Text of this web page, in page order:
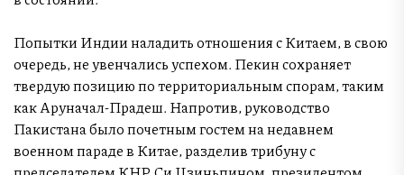
Попытки Индии наладить отношения с Китаем, в свою
очередь, не увенчались успехом. Пекин сохраняет
твердую позицию по территориальным спорам, таким
как Аруначал-Прадеш. Напротив, руководство
Пакистана было почетным гостем на недавнем
военном параде в Китае, разделив трибуну с